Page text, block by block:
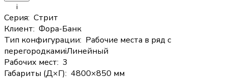
i
Серия: Стрит
Клиент: Фора-Банк
Тип конфигурации: Рабочие места в ряд с
перегородкамиiЛинейный
Рабочих мест: 3
Габариты (Д×Г): 4800×850 мм